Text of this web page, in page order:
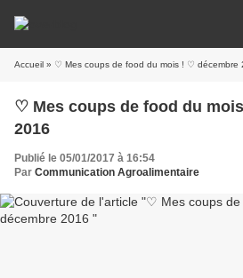
Accueil » ♡ Mes coups de food du mois ! ♡ décembre
♡ Mes coups de food du
2016
Publié le 05/01/2017 à 16:54
Par Communication Agroalimentaire